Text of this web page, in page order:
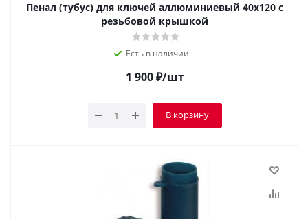
Пенал (тубус) для ключей аллюминиевый 40х120 с
резьбовой крышкой
Есть в наличии
1 900₽/шт
В корзину